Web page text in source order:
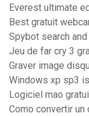
Everest ultimate
Best gratuit
Spybot search
Jeu de far cry 3
Graver image
Windows xp sp3
Logiciel mao
Como convertir